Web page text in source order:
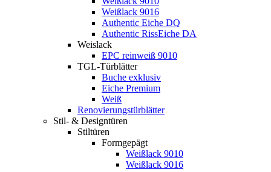
Weißlack 9016
Authentic Eiche DQ
Authentic RissEiche DA
Weislack
EPC reinweiß 9010
TGL-Türblätter
Buche exklusiv
Eiche Premium
Weiß
Renovierungstürblätter
Stil- & Designtüren
Stiltüren
Formgepägt
Weißlack 9010
Weißlack 9016